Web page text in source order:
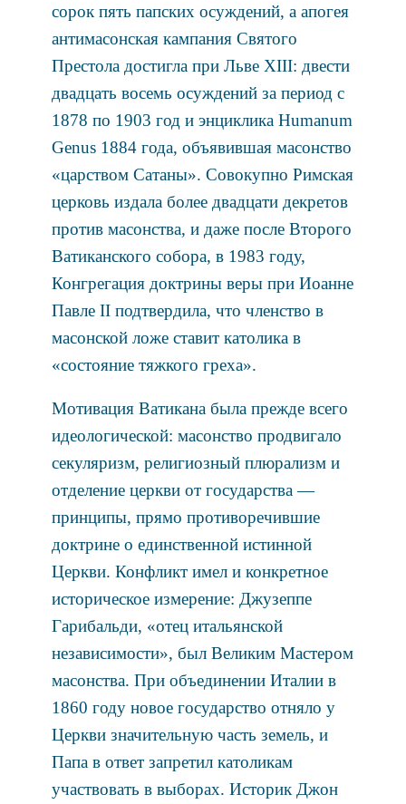
сорок пять папских осуждений, а апогея
антимасонская кампания Святого
Престола достигла при Льве XIII: двести
двадцать восемь осуждений за период с
1878 по 1903 год и энциклика Humanum
Genus 1884 года, объявившая масонство
«царством Сатаны». Совокупно Римская
церковь издала более двадцати декретов
против масонства, и даже после Второго
Ватиканского собора, в 1983 году,
Конгрегация доктрины веры при Иоанне
Павле II подтвердила, что членство в
масонской ложе ставит католика в
«состояние тяжкого греха».
Мотивация Ватикана была прежде всего
идеологической: масонство продвигало
секуляризм, религиозный плюрализм и
отделение церкви от государства —
принципы, прямо противоречившие
доктрине о единственной истинной
Церкви. Конфликт имел и конкретное
историческое измерение: Джузеппе
Гарибальди, «отец итальянской
независимости», был Великим Мастером
масонства. При объединении Италии в
1860 году новое государство отняло у
Церкви значительную часть земель, и
Папа в ответ запретил католикам
участвовать в выборах. Историк Джон